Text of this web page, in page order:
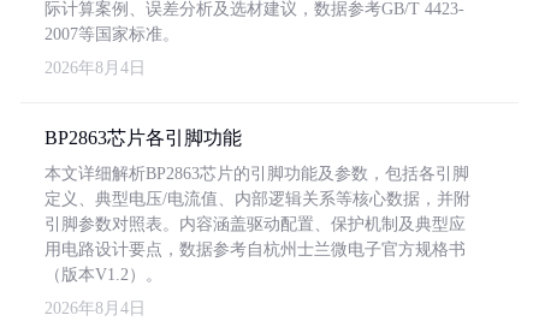
际计算案例、误差分析及选材建议，数据参考GB/T 4423-
2007等国家标准。
2026年8月4日
BP2863芯片各引脚功能
本文详细解析BP2863芯片的引脚功能及参数，包括各引脚
定义、典型电压/电流值、内部逻辑关系等核心数据，并附
引脚参数对照表。内容涵盖驱动配置、保护机制及典型应
用电路设计要点，数据参考自杭州士兰微电子官方规格书
（版本V1.2）。
2026年8月4日